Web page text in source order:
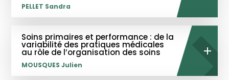
PELLET Sandra
Soins primaires et performance : de la
variabilité des pratiques médicales
au rôle de l’organisation des soins
MOUSQUES Julien